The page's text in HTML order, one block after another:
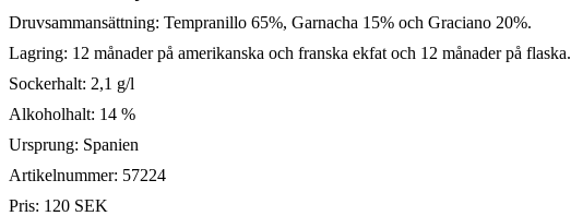
Druvsammansättning: Tempranillo 65%, Garnacha 15% och Graciano 20%.
Lagring: 12 månader på amerikanska och franska ekfat och 12 månader på flaska.
Sockerhalt: 2,1 g/l
Alkoholhalt: 14 %
Ursprung: Spanien
Artikelnummer: 57224
Pris: 120 SEK